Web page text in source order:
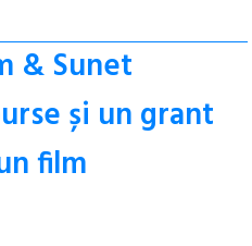
& Sunet
și un grant
film